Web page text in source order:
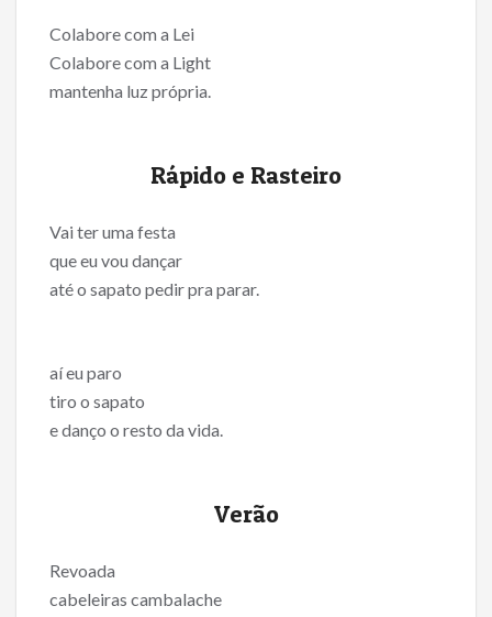
Colabore com a Lei
Colabore com a Light
mantenha luz própria.
Rápido e Rasteiro
Vai ter uma festa
que eu vou dançar
até o sapato pedir pra parar.
aí eu paro
tiro o sapato
e danço o resto da vida.
Verão
Revoada
cabeleiras cambalache